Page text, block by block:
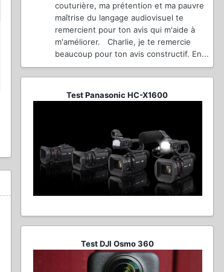
couturière, ma prétention et ma pauvre
maîtrise du langage audiovisuel te
remercient pour ton avis qui m'aide à
m'améliorer. Charlie, je te remercie
beaucoup pour ton avis constructif. En...
Test Panasonic HC-X1600
Test DJI Osmo 360